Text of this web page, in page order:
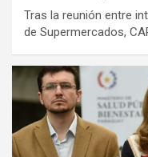
Tras la reunión entre
de Supermercados,